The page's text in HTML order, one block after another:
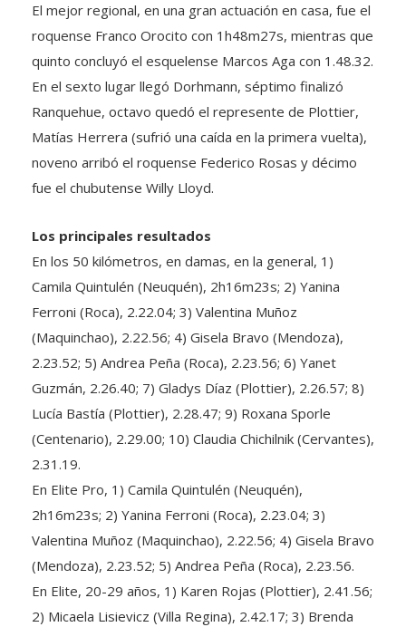
El mejor regional, en una gran actuación en casa, fue el
roquense Franco Orocito con 1h48m27s, mientras que
quinto concluyó el esquelense Marcos Aga con 1.48.32.
En el sexto lugar llegó Dorhmann, séptimo finalizó
Ranquehue, octavo quedó el represente de Plottier,
Matías Herrera (sufrió una caída en la primera vuelta),
noveno arribó el roquense Federico Rosas y décimo
fue el chubutense Willy Lloyd.
Los principales resultados
En los 50 kilómetros, en damas, en la general, 1)
Camila Quintulén (Neuquén), 2h16m23s; 2) Yanina
Ferroni (Roca), 2.22.04; 3) Valentina Muñoz
(Maquinchao), 2.22.56; 4) Gisela Bravo (Mendoza),
2.23.52; 5) Andrea Peña (Roca), 2.23.56; 6) Yanet
Guzmán, 2.26.40; 7) Gladys Díaz (Plottier), 2.26.57; 8)
Lucía Bastía (Plottier), 2.28.47; 9) Roxana Sporle
(Centenario), 2.29.00; 10) Claudia Chichilnik (Cervantes),
2.31.19.
En Elite Pro, 1) Camila Quintulén (Neuquén),
2h16m23s; 2) Yanina Ferroni (Roca), 2.23.04; 3)
Valentina Muñoz (Maquinchao), 2.22.56; 4) Gisela Bravo
(Mendoza), 2.23.52; 5) Andrea Peña (Roca), 2.23.56.
En Elite, 20-29 años, 1) Karen Rojas (Plottier), 2.41.56;
2) Micaela Lisievicz (Villa Regina), 2.42.17; 3) Brenda